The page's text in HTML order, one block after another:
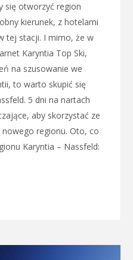
się otworzyć region
kierunek, z hotelami
tej stacji. I mimo, że w
Karyntia Top Ski,
na szusowanie we
to warto skupić się
5 dni na nartach
aby skorzystać ze
regionu. Oto, co
Karyntia – Nassfeld: